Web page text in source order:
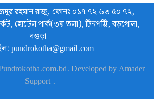
রহমান রাজু, ফোনঃ ০১৭ ৭২ ৬৩ ৫০ ৭২,
হোটেল পার্ক(৩য় তলা), টিনপট্টি, বড়গোলা,
বগুড়া।
pundrokotha@gmail.com
Developed by Amader
Support .